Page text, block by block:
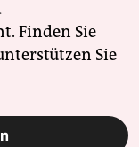
Finden Sie
Sie